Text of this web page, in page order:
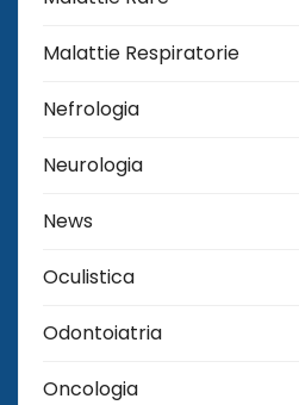
Malattie Respiratorie
Nefrologia
Neurologia
News
Oculistica
Odontoiatria
Oncologia